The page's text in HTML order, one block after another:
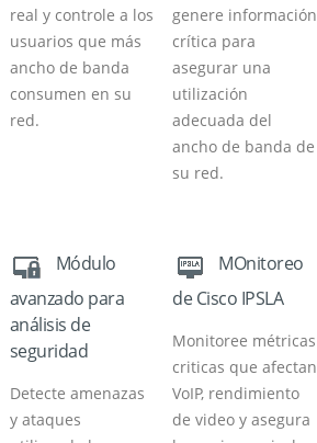
real y controle a los
usuarios que más
ancho de banda
consumen en su
red.
genere información
crítica para
asegurar una
utilización
adecuada del
ancho de banda de
su red.
Módulo
avanzado para
análisis de
seguridad
Detecte amenazas
y ataques
MOnitoreo
de Cisco IPSLA
Monitoree métricas
criticas que afectan
VoIP, rendimiento
de video y asegura